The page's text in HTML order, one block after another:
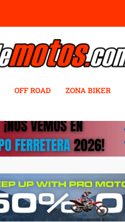
OFF ROAD ZONA BIKER